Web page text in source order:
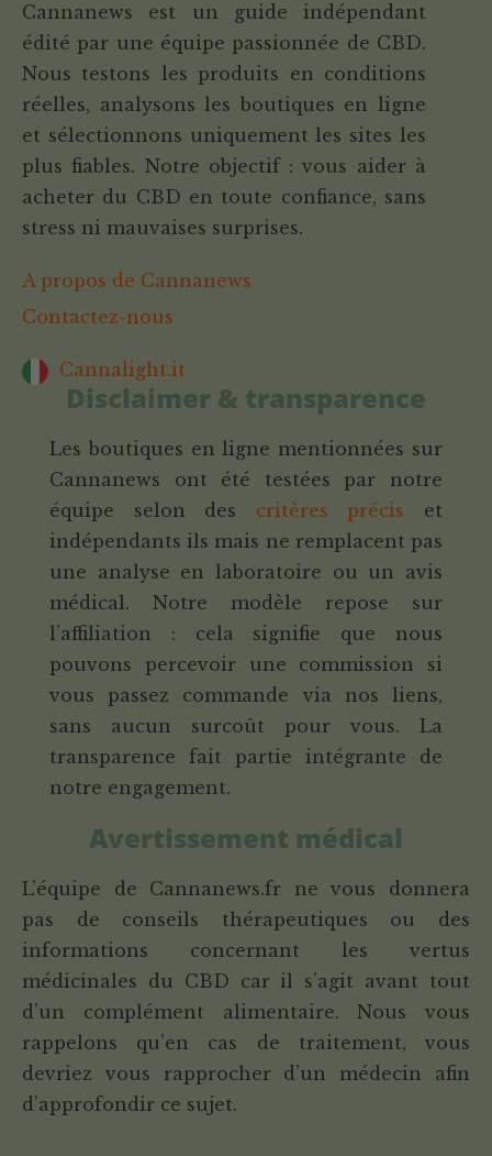
Cannanews est un guide indépendant
édité par une équipe passionnée de CBD.
Nous testons les produits en conditions
réelles, analysons les boutiques en ligne
et sélectionnons uniquement les sites les
plus fiables. Notre objectif : vous aider à
acheter du CBD en toute confiance, sans
stress ni mauvaises surprises.
A propos de Cannanews
Contactez-nous
Cannalight.it
Disclaimer & transparence
Les boutiques en ligne mentionnées sur
Cannanews ont été testées par notre
équipe selon des critères précis et
indépendants ils mais ne remplacent pas
une analyse en laboratoire ou un avis
médical. Notre modèle repose sur
l’affiliation : cela signifie que nous
pouvons percevoir une commission si
vous passez commande via nos liens,
sans aucun surcoût pour vous. La
transparence fait partie intégrante de
notre engagement.
Avertissement médical
L’équipe de Cannanews.fr ne vous donnera
pas de conseils thérapeutiques ou des
informations concernant les vertus
médicinales du CBD car il s’agit avant tout
d’un complément alimentaire. Nous vous
rappelons qu’en cas de traitement, vous
devriez vous rapprocher d’un médecin afin
d’approfondir ce sujet.